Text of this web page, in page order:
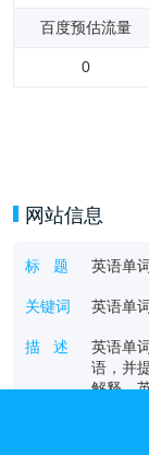
百度预估流量
0
网站信息
标 题 英语单
关键词 英语单
描 述
英语单
语，并
解释、
词。我
大全操